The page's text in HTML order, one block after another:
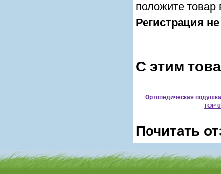
положите товар
Регистрация
С этим
Ортопедическая
TOP
Почитать